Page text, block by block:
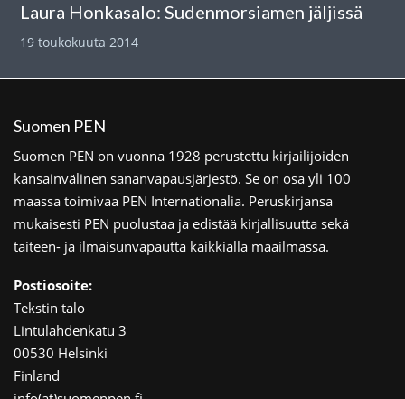
Laura Honkasalo: Sudenmorsiamen jäljissä
19 toukokuuta 2014
Suomen PEN
Suomen PEN on vuonna 1928 perustettu kirjailijoiden
kansainvälinen sananvapausjärjestö. Se on osa yli 100
maassa toimivaa PEN Internationalia. Peruskirjansa
mukaisesti PEN puolustaa ja edistää kirjallisuutta sekä
taiteen- ja ilmaisunvapautta kaikkialla maailmassa.
Postiosoite:
Tekstin talo
Lintulahdenkatu 3
00530 Helsinki
Finland